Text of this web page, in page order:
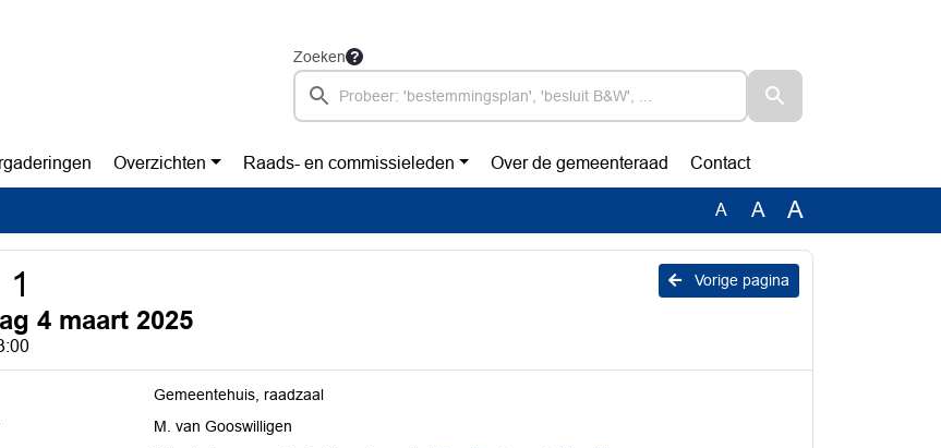
Zoeken
Overzichten Raads- en commissieleden Over de gemeenteraad Contact
A A A
Vorige pagina
4 maart 2025
Gemeentehuis, raadzaal
M. van Gooswilligen